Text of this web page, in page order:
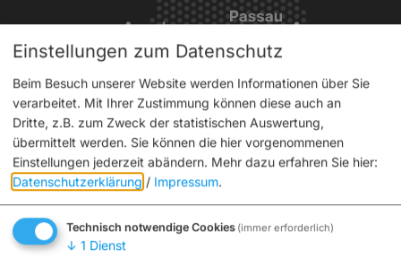
Service
Interaktiver Stadtplan
Tickets
Aktuelles
Broschüren
Einstellungen zum Datenschutz
Beim Besuch unserer Website werden Informationen über Sie
verarbeitet. Mit Ihrer Zustimmung können diese auch an
Dritte, z.B. zum Zweck der statistischen Auswertung,
übermittelt werden. Sie können die hier vorgenommenen
Einstellungen jederzeit abändern. Mehr dazu erfahren Sie hier:
Datenschutzerklärung / Impressum.
Technisch notwendige Cookies (immer erforderlich)
↓ 1 Dienst